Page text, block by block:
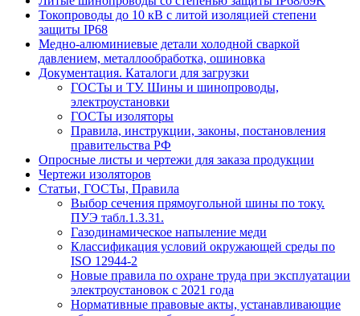
Токопроводы до 10 кВ с литой изоляцией степени
защиты IP68
Медно-алюминиевые детали холодной сваркой
давлением, металлообработка, ошиновка
Документация. Каталоги для загрузки
ГОСТы и ТУ. Шины и шинопроводы,
электроустановки
ГОСТы изоляторы
Правила, инструкции, законы, постановления
правительства РФ
Опросные листы и чертежи для заказа продукции
Чертежи изоляторов
Статьи, ГОСТы, Правила
Выбор сечения прямоугольной шины по току.
ПУЭ табл.1.3.31.
Газодинамическое напыление меди
Классификация условий окружающей среды по
ISO 12944-2
Новые правила по охране труда при эксплуатации
электроустановок с 2021 года
Нормативные правовые акты, устанавливающие